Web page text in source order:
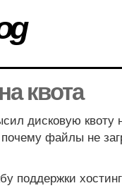
квота
дисковую квоту
файлы не
поддержки